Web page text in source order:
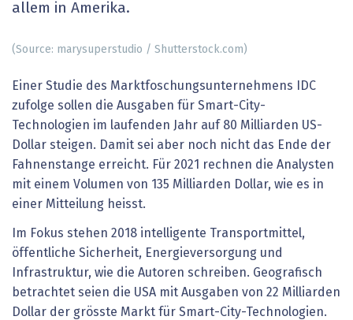
allem in Amerika.
(Source: marysuperstudio / Shutterstock.com)
Einer Studie des Marktfoschungsunternehmens IDC
zufolge sollen die Ausgaben für Smart-City-
Technologien im laufenden Jahr auf 80 Milliarden US-
Dollar steigen. Damit sei aber noch nicht das Ende der
Fahnenstange erreicht. Für 2021 rechnen die Analysten
mit einem Volumen von 135 Milliarden Dollar, wie es in
einer Mitteilung heisst.
Im Fokus stehen 2018 intelligente Transportmittel,
öffentliche Sicherheit, Energieversorgung und
Infrastruktur, wie die Autoren schreiben. Geografisch
betrachtet seien die USA mit Ausgaben von 22 Milliarden
Dollar der grösste Markt für Smart-City-Technologien.